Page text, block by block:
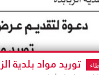
توريد مواد بلدية